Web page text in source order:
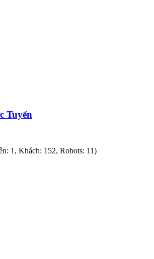
Tuyến
1, Khách: 152, Robots: 11)